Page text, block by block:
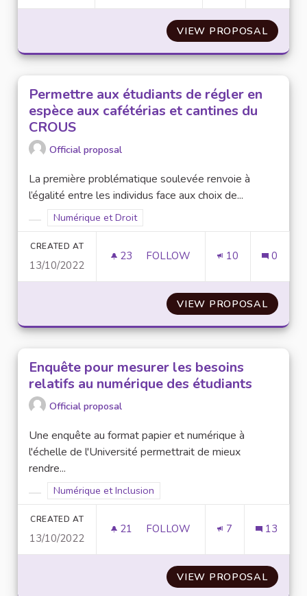
VIEW PROPOSAL
Permettre aux étudiants de régler en
espèce aux cafétérias et cantines du
CROUS
Official proposal
La première problématique soulevée renvoie à
l’égalité entre les individus face aux choix de...
Filter results for category:
Filter results for scope: Numérique et Droit
Numérique et Droit
CREATED AT
13/10/2022
23 23 FOLLOWERS
FOLLOW 10 0
VIEW PROPOSAL
Enquête pour mesurer les besoins
relatifs au numérique des étudiants
Official proposal
Une enquête au format papier et numérique à
l'échelle de l'Université permettrait de mieux
rendre...
Filter results for category:
Filter results for scope: Numérique et Inclusion
Numérique et Inclusion
CREATED AT
13/10/2022
21 21 FOLLOWERS
FOLLOW 7 13
VIEW PROPOSAL